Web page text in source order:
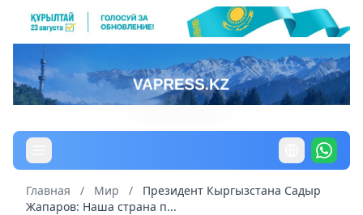
Главная / Мир /
Президент Кыргызстана Садыр
Жапаров: Наша страна п...